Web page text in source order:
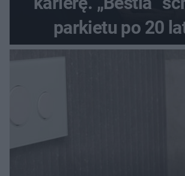
parkietu po 20